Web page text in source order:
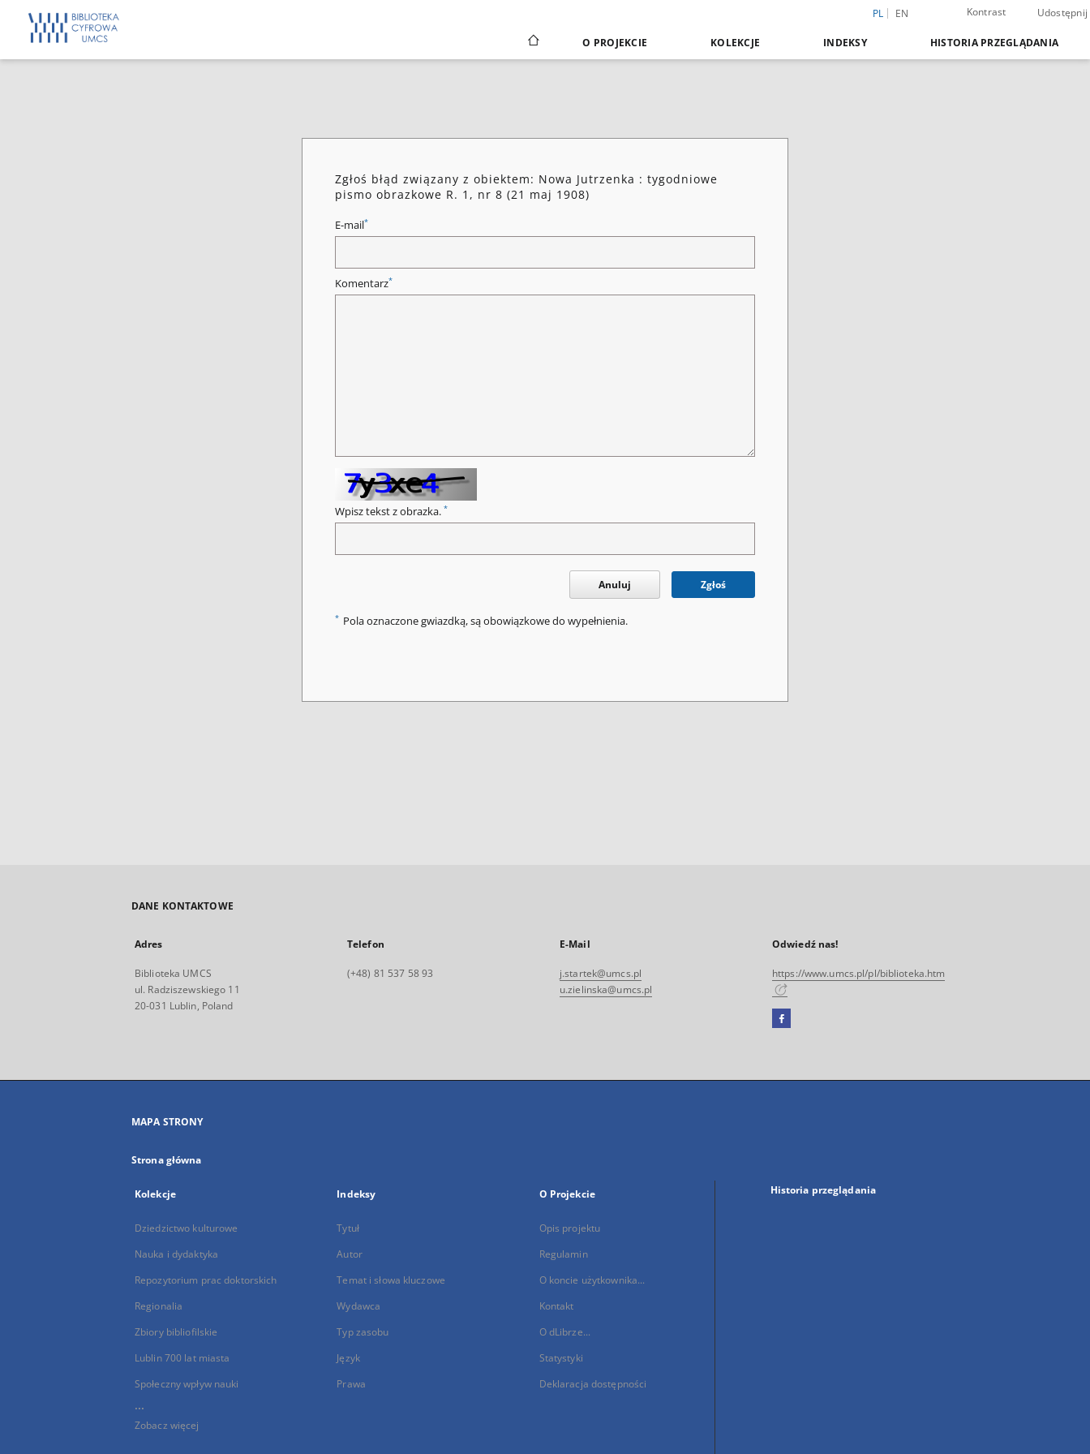
PL EN Kontrast Udostępnij
O PROJEKCIE KOLEKCJE INDEKSY HISTORIA PRZEGLĄDANIA
Zgłoś błąd związany z obiektem: Nowa Jutrzenka : tygodniowe
pismo obrazkowe R. 1, nr 8 (21 maj 1908)
E-mail*
Komentarz*
Wpisz tekst z obrazka. *
Anuluj Zgłoś
* Pola oznaczone gwiazdką, są obowiązkowe do wypełnienia.
DANE KONTAKTOWE
Adres
Biblioteka UMCS
ul. Radziszewskiego 11
20-031 Lublin, Poland
Telefon
(+48) 81 537 58 93
E-Mail
j.startek@umcs.pl
u.zielinska@umcs.pl
Odwiedź nas!
https://www.umcs.pl/pl/biblioteka.htm
Facebook
się
MAPA STRONY
Strona główna
Kolekcje
Dziedzictwo kulturowe
Nauka i dydaktyka
Repozytorium prac doktorskich
Regionalia
Zbiory bibliofilskie
Lublin 700 lat miasta
Społeczny wpływ nauki
...
Zobacz więcej
Indeksy
Tytuł
Autor
Temat i słowa kluczowe
Wydawca
Typ zasobu
Język
Prawa
O Projekcie
Opis projektu
Regulamin
O koncie użytkownika...
Kontakt
O dLibrze...
Statystyki
Deklaracja dostępności
Historia przeglądania